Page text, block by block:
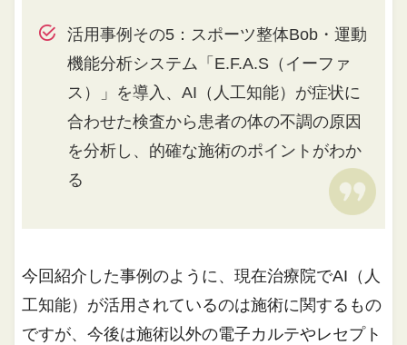
活用事例その5：スポーツ整体Bob・運動
機能分析システム「E.F.A.S（イーファ
ス）」を導入、AI（人工知能）が症状に
合わせた検査から患者の体の不調の原因
を分析し、的確な施術のポイントがわか
る
今回紹介した事例のように、現在治療院でAI（人
工知能）が活用されているのは施術に関するもの
ですが、今後は施術以外の電子カルテやレセプト